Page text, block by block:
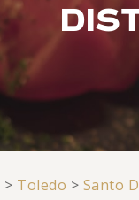
> Toledo > Santo